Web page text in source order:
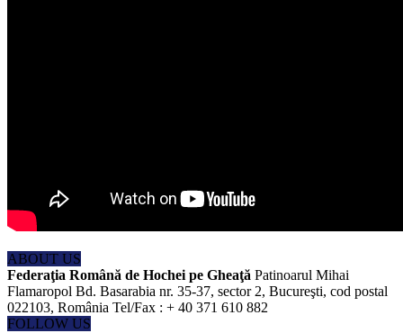
ABOUT US
Federaţia Română de Hochei pe Gheaţă Patinoarul Mihai
Flamaropol Bd. Basarabia nr. 35-37, sector 2, Bucureşti, cod postal
022103, România Tel/Fax : + 40 371 610 882
FOLLOW US